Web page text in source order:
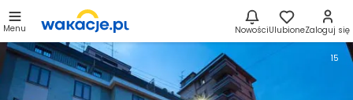
Menu NowościUlubioneZaloguj się
15